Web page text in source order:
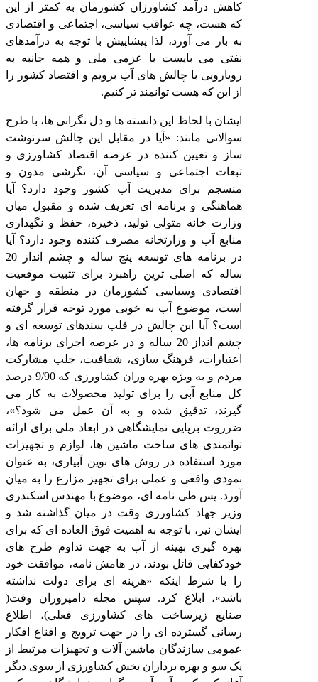
کاهش درآمد کشاورزان کشورمان به کمتر از این
که هست، چه عواقب سیاسی، اجتماعی و اقتصادی
به بار می آورد، لذا پیشاپیش با توجه به درآمدهای
نفتی می بایست با عزمی ملی و همه جانبه به
رویارویی با چالش های آب برویم و اقتصاد کشور را
از این که هست توانمند تر کنیم.
ایشان با لحاظ این دانسته ها و دل نگرانی ها، با طرح
سوالاتی مانند: «آیا در مقابل این چالش سرنوشت
ساز و تعیین کننده در عرصه اقتصاد کشاورزی و
تبعات اجتماعی و سیاسی آن، نگرشی مدون و
منسجم برای مدیریت آب کشور وجود دارد؟ آیا
هماهنگی و برنامه ای تعریف شده و مقبول میان
وزارت خانه متولی تولید، ذخیره، حفظ و نگهداری
منابع آب و وزارتخانه مصرف کننده وجود دارد؟ آیا
در برنامه های توسعه پنج ساله و چشم انداز 20
ساله که اصلی ترین راهبرد برای تثبیت موقعیت
اقتصادی وسیاسی کشورمان در منطقه و جهان
است، موضوع آب به خوبی مورد توجه قرار گرفته
است؟ آیا این چالش در قلب سندهای توسعه ای و
چشم انداز 20 ساله و در عرصه اجرای برنامه ها،
اعتبارات، فرهنگ سازی، شفافیت، جلب مشارکت
مردم و به ویژه بهره وران کشاورزی که 9/90 درصد
کل منابع آبی را برای تولید محصولات به کار می
گیرند، تدقیق شده و به آن عمل می شود؟»،
ضرروت برپایی نمایشگاهی در ابعاد ملی برای ارائه
توانمندی های ساخت ماشین ها، لوازم و تجهیزات
مورد استفاده در روش های نوین آبیاری، به عنوان
نمودی واقعی و عملی برای تجهیز مزارع را به میان
آورد. پس طی نامه ای، موضوع با مهندس اسکندری
وزیر جهاد کشاورزی وقت در میان گذاشته شد و
ایشان نیز، با توجه به اهمیت فوق العاده ای که برای
بهره گیری بهینه از آب به جهت تداوم طرح های
خودکفایی قائل بودند، در هامش نامه، موافقت خود
را با شرط اینکه «هزینه ای برای دولت نداشته
باشد»، ابلاغ کرد. سپس مجله دامپروران وقت(
صنایع زیرساخت های کشاورزی فعلی)، اطلاع
رسانی گسترده ای را در جهت ترویج و اقناع افکار
عمومی سازندگان ماشین آلات و تجهیزات مرتبط از
یک سو و بهره برداران بخش کشاورزی از سوی دیگر